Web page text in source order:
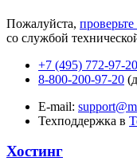
Пожалуйста,
со службой
+7 (495) 772-97-20
8-800-200-97-20
E-mail:
Техподдержка в
Хостинг